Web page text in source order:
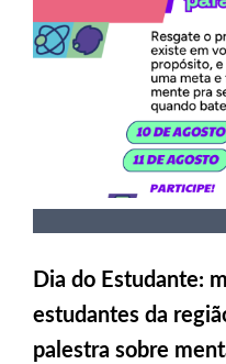
Dia do Estudante:
estudantes da
palestra sobre